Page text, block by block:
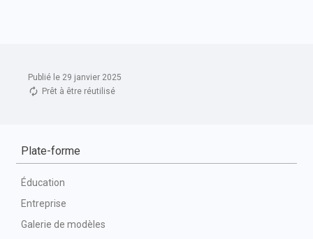
Publié le 29 janvier 2025
Prêt à être réutilisé
Plate-forme
Éducation
Entreprise
Galerie de modèles